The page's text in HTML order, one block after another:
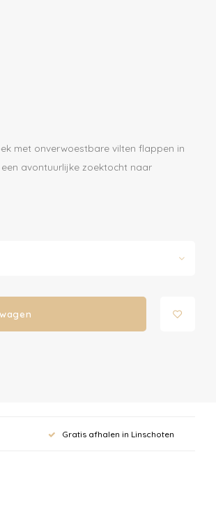
met onverwoestbare vilten flappen in
avontuurlijke zoektocht naar
Gratis afhalen in Linschoten